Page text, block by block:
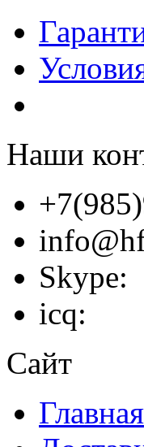
Наши
Skype:
icq:
Сайт
Главная